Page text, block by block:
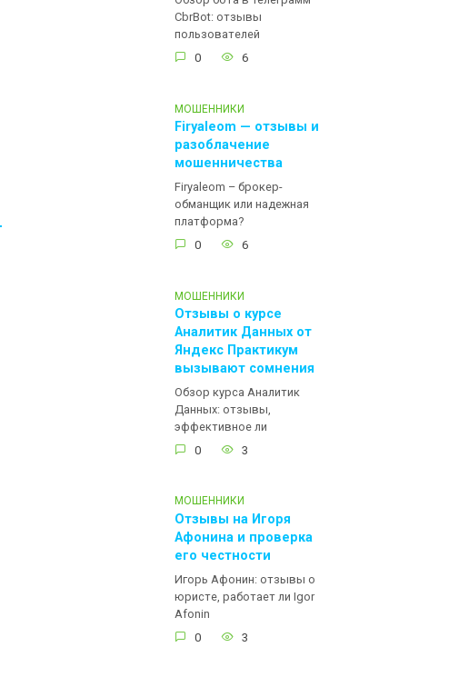
CbrBot: отзывы
пользователей
0
6
МОШЕННИКИ
Firyaleom — отзывы и
разоблачение
мошенничества
Firyaleom – брокер-
обманщик или надежная
платформа?
0
6
МОШЕННИКИ
Отзывы о курсе
Аналитик Данных от
Яндекс Практикум
вызывают сомнения
Обзор курса Аналитик
Данных: отзывы,
эффективное ли
0
3
МОШЕННИКИ
Отзывы на Игоря
Афонина и проверка
его честности
Игорь Афонин: отзывы о
юристе, работает ли Igor
Afonin
0
3